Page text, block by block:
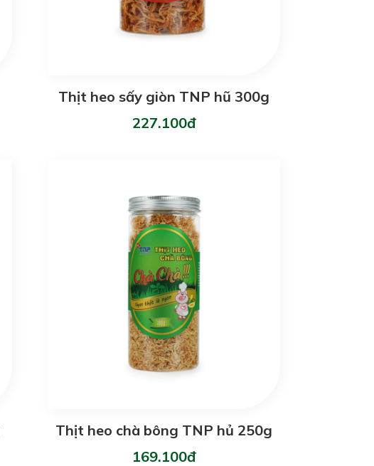
Thịt heo sấy giòn TNP hũ 300g
227.100đ
Thịt heo chà bông TNP hủ 250g
169.100đ